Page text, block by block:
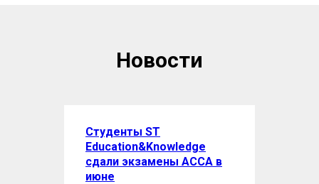
Новости
Студенты ST
Education&Knowledge
сдали экзамены ACCA в
июне